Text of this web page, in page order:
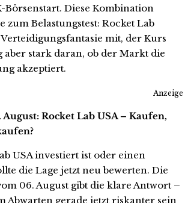
Börsenstart. Diese Kombination
zum Belastungstest: Rocket Lab
mit, der Kurs
stark daran, ob der Markt die
akzeptiert.
Anzeige
Rocket Lab USA – Kaufen,
USA investiert ist oder einen
die Lage jetzt neu bewerten. Die
06. August gibt die klare Antwort –
Abwarten gerade jetzt riskanter sein